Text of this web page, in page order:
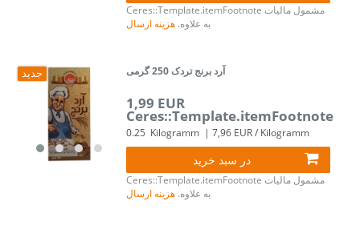
Ceres::Template.itemFootnote مشمول مالیات
به علاوه. هزینه ارسال
جدید آرد برنج تردک 250 گرمی
1,99 EUR
Ceres::Template.itemFootnote
0.25 Kilogramm | 7,96 EUR / Kilogramm
در سبد خرید
Ceres::Template.itemFootnote مشمول مالیات
به علاوه. هزینه ارسال